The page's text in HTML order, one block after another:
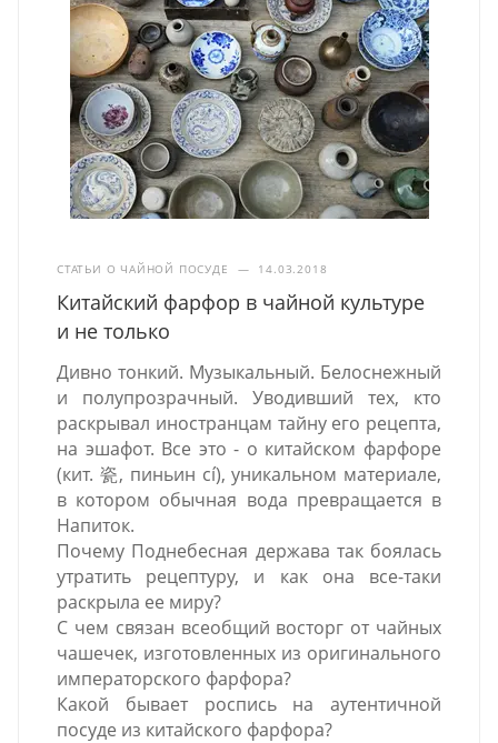
СТАТЬИ О ЧАЙНОЙ ПОСУДЕ — 14.03.2018
Китайский фарфор в чайной культуре
и не только
Дивно тонкий. Музыкальный. Белоснежный
и полупрозрачный. Уводивший тех, кто
раскрывал иностранцам тайну его рецепта,
на эшафот. Все это - о китайском фарфоре
(кит. 瓷, пиньин cí), уникальном материале,
в котором обычная вода превращается в
Напиток.
Почему Поднебесная держава так боялась
утратить рецептуру, и как она все-таки
раскрыла ее миру?
С чем связан всеобщий восторг от чайных
чашечек, изготовленных из оригинального
императорского фарфора?
Какой бывает роспись на аутентичной
посуде из китайского фарфора?